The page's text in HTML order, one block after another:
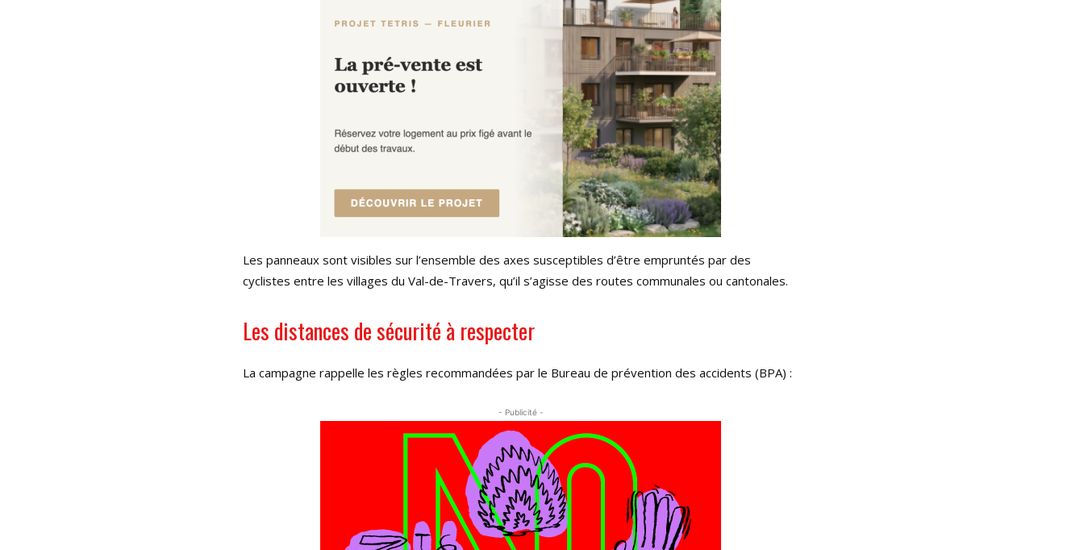
Les panneaux sont visibles sur l’ensemble des axes susceptibles d’être empruntés par des
cyclistes entre les villages du Val-de-Travers, qu’il s’agisse des routes communales ou cantonales.
Les distances de sécurité à respecter
La campagne rappelle les règles recommandées par le Bureau de prévention des accidents (BPA) :
- Publicité -